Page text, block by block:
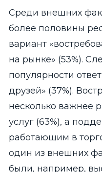
Среди внешних
более половины
вариант
на рынке» (53%).
популярности
друзей» (37%).
несколько важнее
услуг (63%), а
работающим в
один из внешних
были, например,